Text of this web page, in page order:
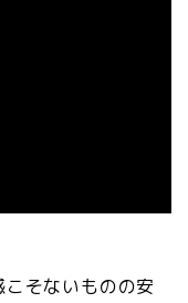
そないものの安